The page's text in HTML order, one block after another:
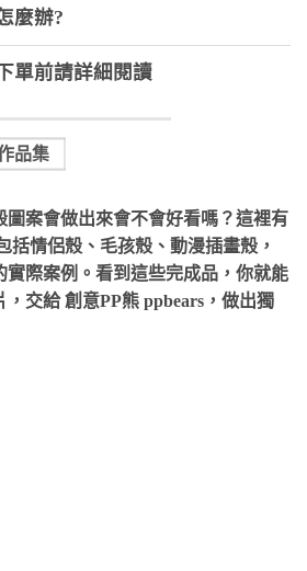
麼辦?
單前請詳細閱讀
品集
圖案會做出來會不會好看嗎？這裡有
括情侶殼、毛孩殼、動漫插畫殼，
實際案例。看到這些完成品，你就能
，交給創意PP熊 ppbears ，做出獨